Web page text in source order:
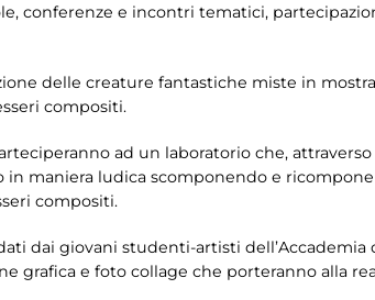
conferenze e incontri tematici,
delle creature fantastiche miste in
compositi.
ad un laboratorio che,
maniera ludica scomponendo e
compositi.
dai giovani studenti-artisti dell’Accademia
grafica e foto collage che porteranno alla